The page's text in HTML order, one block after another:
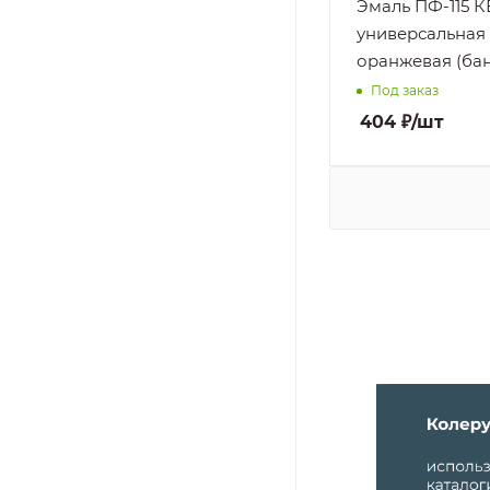
Стойкость к
Атмосферным
воздействиям,
Атмосферным
осадкам, Маслам,
Эмаль ПФ-115
универсальная
оранжевая
Под заказ
404 ₽/шт